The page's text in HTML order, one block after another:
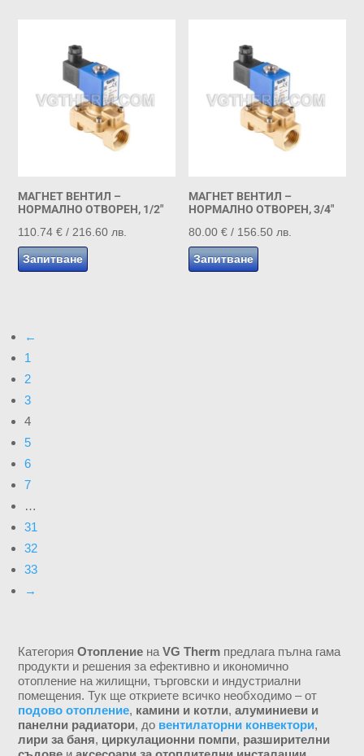
МАГНЕТ ВЕНТИЛ –
НОРМАЛНО ОТВОРЕН, 1/2″
110.74€ / 216.60 лв.
Запитване
МАГНЕТ ВЕНТИЛ –
НОРМАЛНО ОТВОРЕН, 3/4″
80.00€ / 156.50 лв.
Запитване
←
1
2
3
4
5
6
7
…
31
32
33
→
КатегорияОтопление наVG Therm предлага пълна гама
продукти и решения за ефективно и икономично
отопление на жилищни, търговски и индустриални
помещения. Тук ще откриете всичко необходимо – от
подово отопление, камини и котли,алуминиеви и
панелни радиатори, до вентилаторни конвектори,
лири за баня, циркулационни помпи, разширителни